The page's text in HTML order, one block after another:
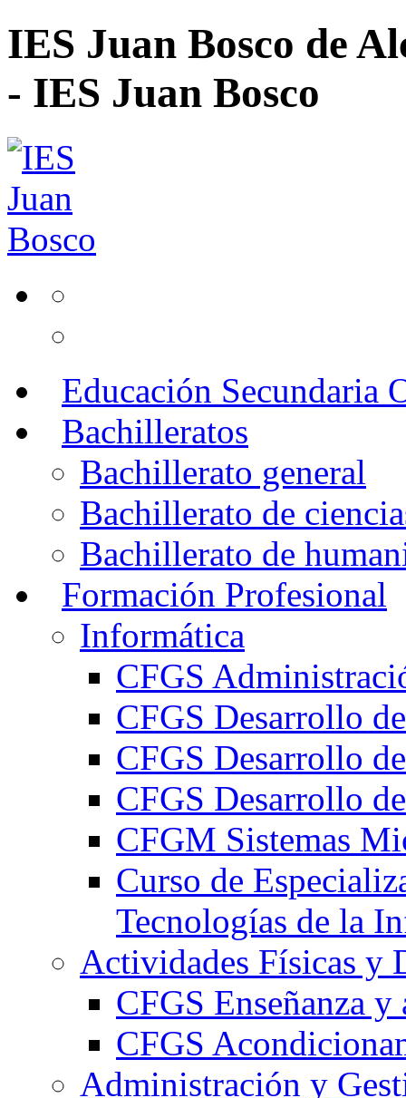
IES Juan Bosco de
- IES Juan Bosco
Educación Secundaria
Bachilleratos
Bachillerato general
Bachillerato de
Bachillerato de
Formación Profesional
Informática
CFGS
CFGS Desarrollo
CFGS Desarrollo
CFGS Desarrollo
CFGM Sistemas
Curso de
Tecnologías de la
Actividades Físicas y
CFGS Enseñanza
CFGS
Administración y